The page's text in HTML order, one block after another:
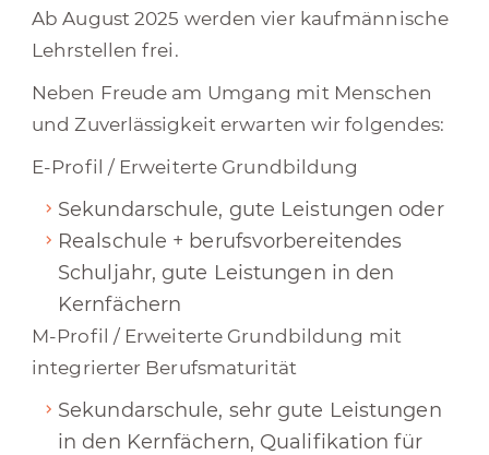
Ab August 2025 werden vier kaufmännische
Lehrstellen frei.
Neben Freude am Umgang mit Menschen
und Zuverlässigkeit erwarten wir folgendes:
E-Profil / Erweiterte Grundbildung
Sekundarschule, gute Leistungen oder
Realschule + berufsvorbereitendes
Schuljahr, gute Leistungen in den
Kernfächern
M-Profil / Erweiterte Grundbildung mit
integrierter Berufsmaturität
Sekundarschule, sehr gute Leistungen
in den Kernfächern, Qualifikation für